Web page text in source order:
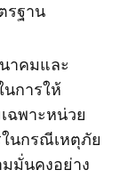
รฐาน
าคมและ
การให้
ฉพาะหน่วย
นกรณีเหตุภัย
มั่นคงอย่าง